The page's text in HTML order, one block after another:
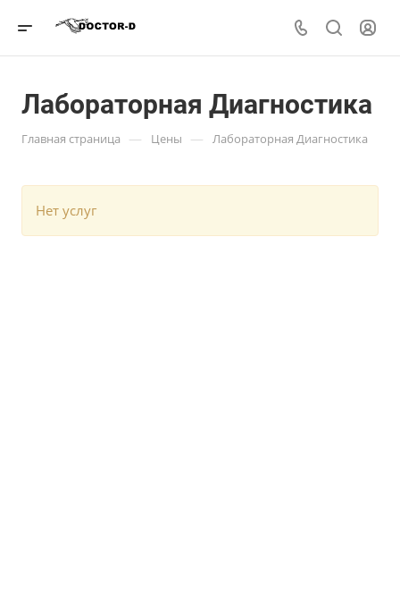
Лабораторная Диагностика
Главная страница — Цены — Лабораторная Диагностика
Нет услуг